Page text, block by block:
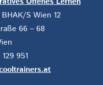
S Wien 12
66 – 68
951